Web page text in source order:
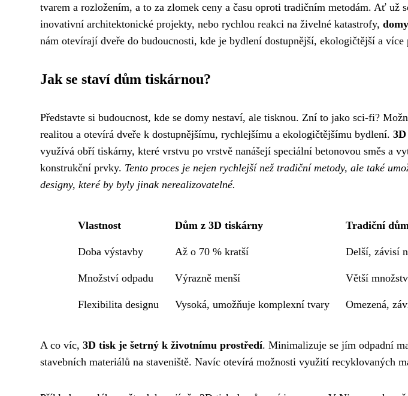
tvarem a rozložením, a to za zlomek ceny a času oproti tradičním metodám. Ať už
inovativní architektonické projekty, nebo rychlou reakci na živelné katastrofy,
nám otevírají dveře do budoucnosti, kde je bydlení dostupnější, ekologičtější a více
Jak se staví dům tiskárnou?
Představte si budoucnost, kde se domy nestaví, ale tisknou. Zní to jako sci-fi?
realitou a otevírá dveře k dostupnějšímu, rychlejšímu a ekologičtějšímu bydlení.
využívá obří tiskárny, které vrstvu po vrstvě nanášejí speciální betonovou směs a
konstrukční prvky. Tento proces je nejen rychlejší než tradiční metody, ale také
designy, které by byly jinak nerealizovatelné.
Vlastnost Dům z 3D tiskárny Tradiční dům
Doba výstavby Až o 70 % kratší Delší, závisí
Množství odpadu Výrazně menší Větší
Flexibilita designu Vysoká, umožňuje komplexní tvary Omezená,
A co víc, 3D tisk je šetrný k životnímu prostředí. Minimalizuje se jím odpadní
stavebních materiálů na staveniště. Navíc otevírá možnosti využití recyklovaných